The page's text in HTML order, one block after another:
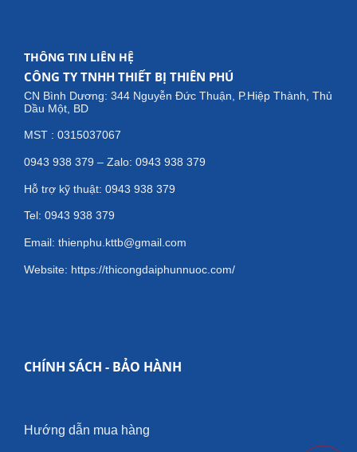
THÔNG TIN LIÊN HỆ
CÔNG TY TNHH THIẾT BỊ THIÊN PHÚ
CN Bình Dương: 344 Nguyễn Đức Thuận, P.Hiệp Thành, Thủ
Dầu Một, BD
MST : 0315037067
0943 938 379 – Zalo: 0943 938 379
Hỗ trợ kỹ thuật: 0943 938 379
Tel: 0943 938 379
Email: thienphu.kttb@gmail.com
Website: https://thicongdaiphunnuoc.com/
CHÍNH SÁCH - BẢO HÀNH
Hướng dẫn mua hàng